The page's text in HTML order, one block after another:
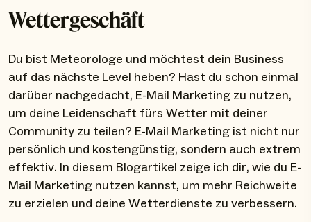
Wettergeschäft
Du bist Meteorologe und möchtest dein Business
auf das nächste Level heben? Hast du schon einmal
darüber nachgedacht, E-Mail Marketing zu nutzen,
um deine Leidenschaft fürs Wetter mit deiner
Community zu teilen? E-Mail Marketing ist nicht nur
persönlich und kostengünstig, sondern auch extrem
effektiv. In diesem Blogartikel zeige ich dir, wie du E-
Mail Marketing nutzen kannst, um mehr Reichweite
zu erzielen und deine Wetterdienste zu verbessern.